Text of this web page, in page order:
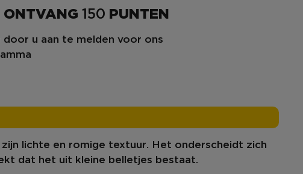
ONTVANG 150 PUNTEN
door u aan te melden voor ons
lichte en romige textuur. Het onderscheidt zich
dat het uit kleine belletjes bestaat.